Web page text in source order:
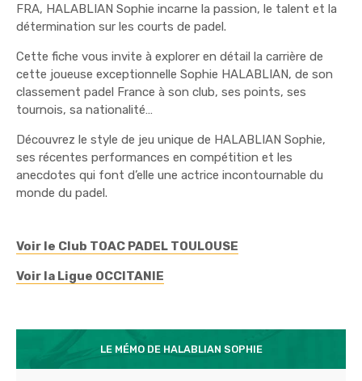
FRA, HALABLIAN Sophie incarne la passion, le talent et la
détermination sur les courts de padel.
Cette fiche vous invite à explorer en détail la carrière de
cette joueuse exceptionnelle Sophie HALABLIAN, de son
classement padel France à son club, ses points, ses
tournois, sa nationalité…
Découvrez le style de jeu unique de HALABLIAN Sophie,
ses récentes performances en compétition et les
anecdotes qui font d’elle une actrice incontournable du
monde du padel.
Voir le Club TOAC PADEL TOULOUSE
Voir la Ligue OCCITANIE
LE MÉMO DE HALABLIAN SOPHIE